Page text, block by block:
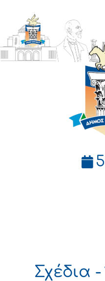
ΔΗΜΟΣ
Σχέδια